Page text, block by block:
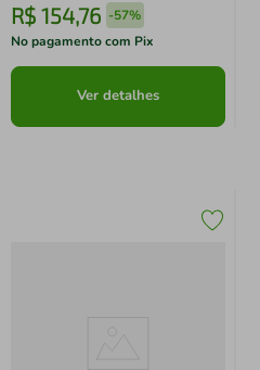
R$ 154,76 -57%
No pagamento com Pix
Ver detalhes